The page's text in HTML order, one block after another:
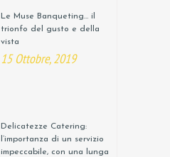
Le Muse Banqueting… il
trionfo del gusto e della
vista
15 Ottobre, 2019
Delicatezze Catering:
l’importanza di un servizio
impeccabile, con una lunga